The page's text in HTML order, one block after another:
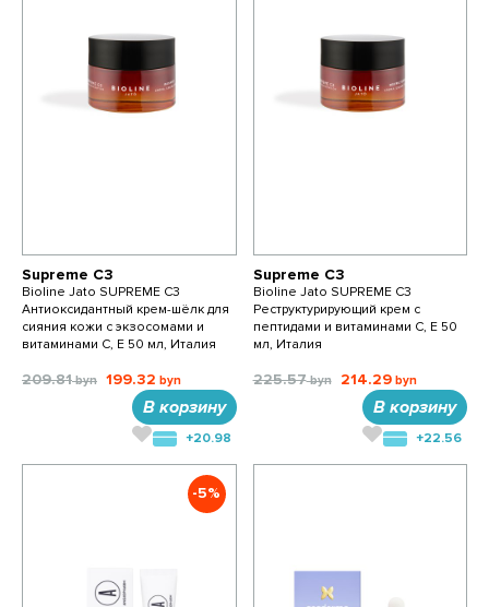
Supreme C3
Bioline Jato SUPREME C3
Антиоксидантный крем-шёлк для
сияния кожи с экзосомами и
витаминами С, Е 50 мл, Италия
209.81 199.32
В корзину
+20.98
Supreme C3
Bioline Jato SUPREME C3
Реструктурирующий крем с
пептидами и витаминами С, Е 50
мл, Италия
225.57 214.29
В корзину
+22.56
-5%